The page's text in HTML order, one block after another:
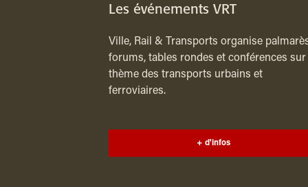
Les événements VRT
Ville, Rail & Transports organise
forums, tables rondes et conférences sur
thème des transports urbains et
ferroviaires.
+ d'infos